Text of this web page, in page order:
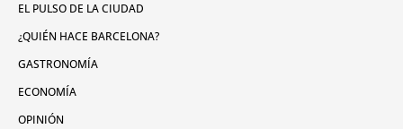
EL PULSO DE LA CIUDAD
¿QUIÉN HACE BARCELONA?
GASTRONOMÍA
ECONOMÍA
OPINIÓN